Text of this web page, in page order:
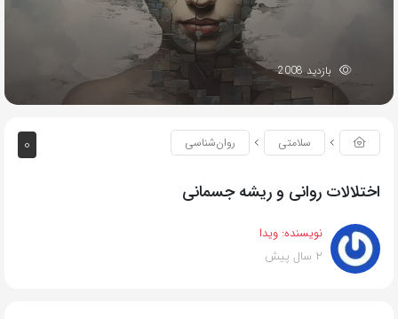
بازدید 2008
0 سلامتی روان‌شناسی
اختلالات روانی و ریشه جسمانی
نویسنده: ویدا
2 سال پیش